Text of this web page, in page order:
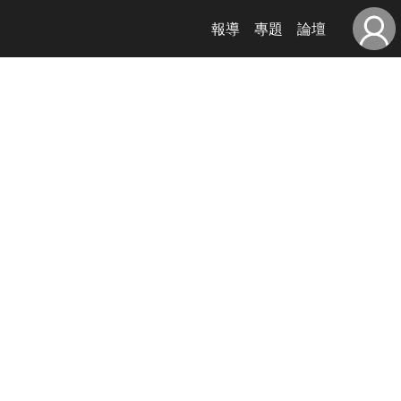
報導 專題 論壇